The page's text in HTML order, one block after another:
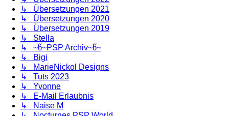
↳ Übersetzungen 2021
↳ Übersetzungen 2020
↳ Übersetzungen 2019
↳ Stella
↳ ~წ~PSP Archiv~წ~
↳ Bigi
↳ MarieNickol Designs
↳ Tuts 2023
↳ Yvonne
↳ E-Mail Erlaubnis
↳ Naise M